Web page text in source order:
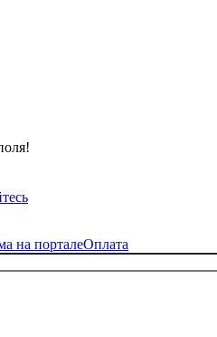
на порталеОплата